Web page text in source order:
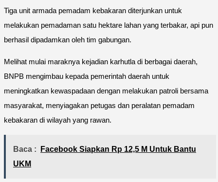
Tiga unit armada pemadam kebakaran diterjunkan untuk
melakukan pemadaman satu hektare lahan yang terbakar, api pun
berhasil dipadamkan oleh tim gabungan.
Melihat mulai maraknya kejadian karhutla di berbagai daerah,
BNPB mengimbau kepada pemerintah daerah untuk
meningkatkan kewaspadaan dengan melakukan patroli bersama
masyarakat, menyiagakan petugas dan peralatan pemadam
kebakaran di wilayah yang rawan.
Baca :
Facebook Siapkan Rp 12,5 M Untuk Bantu
UKM